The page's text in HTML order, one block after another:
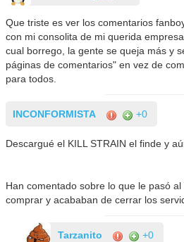
Que triste es ver los comentarios
con mi consolita de mi querida
cual borrego, la gente se queja más y
páginas de comentarios" en vez de
para todos.
INCONFORMISTA +0
Descargué el KILL STRAIN el finde y
Han comentado sobre lo que le pasó
comprar y acababan de cerrar los
Tarzanito +0